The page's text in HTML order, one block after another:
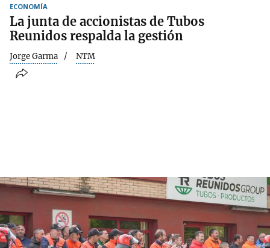
ECONOMÍA
La junta de accionistas de Tubos
Reunidos respalda la gestión
Jorge Garma NTM